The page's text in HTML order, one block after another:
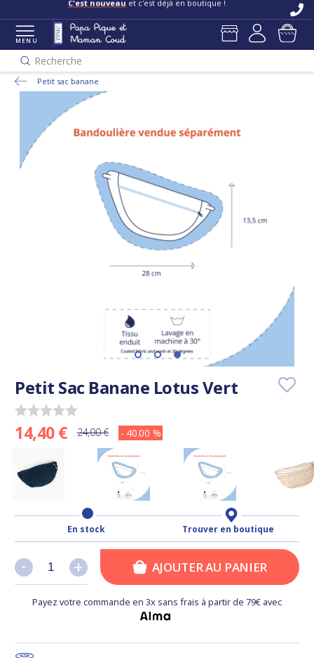
C'est nouveau et c'est déjà en boutique !
MENU
Recherche
Petit sac banane
Petit Sac Banane Lotus Vert
14,40 € 24,00 € - 40.00 %
En stock Trouver en boutique
+
- +
- AJOUTER AU PANIER
Payez votre commande en 3x sans frais à partir de 79€ avec